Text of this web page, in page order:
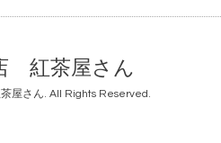
紅茶屋さん
屋さん. All Rights Reserved.